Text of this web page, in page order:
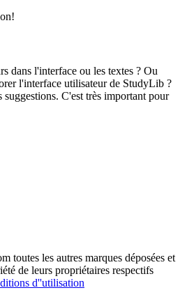
dans l'interface ou les textes ? Ou
l'interface utilisateur de StudyLib ?
C'est très important pour
toutes les autres marques déposées et
de leurs propriétaires respectifs
d''utilisation